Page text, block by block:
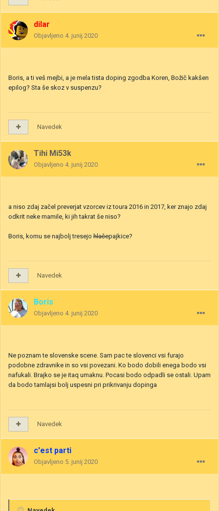
dilar
Objavljeno 4. junij 2020
Boris, a ti veš mejbi, a je mela tista doping zgodba Koren, Božič kakšen
epilog? Sta še skoz v suspenzu?
Navedek
Tihi Mi53k
Objavljeno 4. junij 2020
a niso zdaj začel preverjat vzorcev iz toura 2016 in 2017, ker znajo zdaj
odkrit neke mamile, ki jih takrat še niso?
Boris, komu se najbolj tresejo hlačepajkice?
Navedek
Boris
Objavljeno 4. junij 2020
Ne poznam te slovenske scene. Sam pac te slovenci vsi furajo
podobne zdravnike in so vsi povezani. Ko bodo dobili enega bodo vsi
nafukali. Brajko se je itaq umaknu. Pocasi bodo odpadli se ostali. Upam
da bodo tamlajsi bolj uspesni pri prikrivanju dopinga
Navedek
c'est parti
Objavljeno 5. junij 2020